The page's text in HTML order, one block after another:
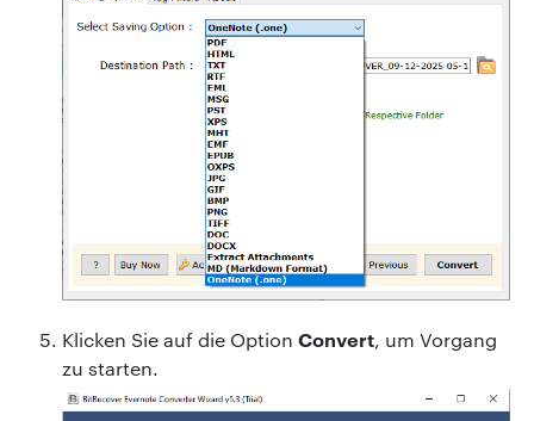
Klicken Sie auf die Option Convert, um Vorgang
zu starten.